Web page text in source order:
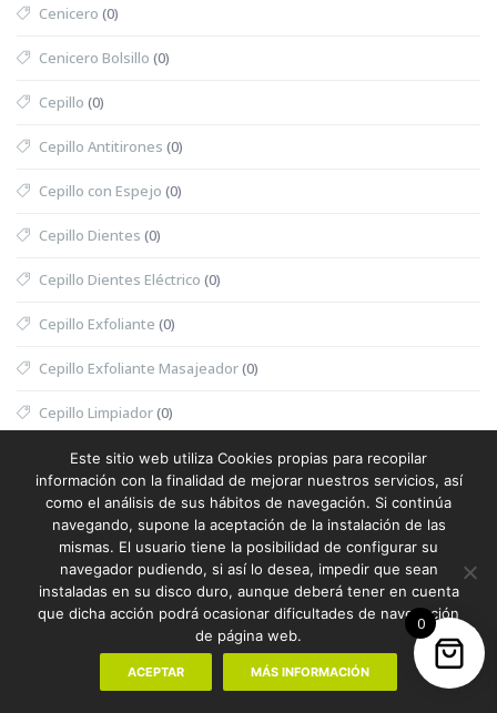
Cenicero (0)
Cenicero Bolsillo (0)
Cepillo (0)
Cepillo Antitirones (0)
Cepillo con Espejo (0)
Cepillo Dientes (0)
Cepillo Dientes Eléctrico (0)
Cepillo Exfoliante (0)
Cepillo Exfoliante Masajeador(0)
Cepillo Limpiador(0)
Cepillo Mascotas(0)
Cesta(0)
Cesta Halloween (0)
Cesta Nevera Picnic (0)
Cesta Térmica(0)
0
Este sitio web utiliza Cookies propias para recopilar
información con la finalidad de mejorar nuestros servicios, así
como el análisis de sus hábitos de navegación. Si continúa
navegando, supone la aceptación de la instalación de las
mismas. El usuario tiene la posibilidad de configurar su
navegador pudiendo, si así lo desea, impedir que sean
instaladas en su disco duro, aunque deberá tener en cuenta
que dicha acción podrá ocasionar dificultades de navegación
de página web.
ACEPTAR MÁS INFORMACIÓN